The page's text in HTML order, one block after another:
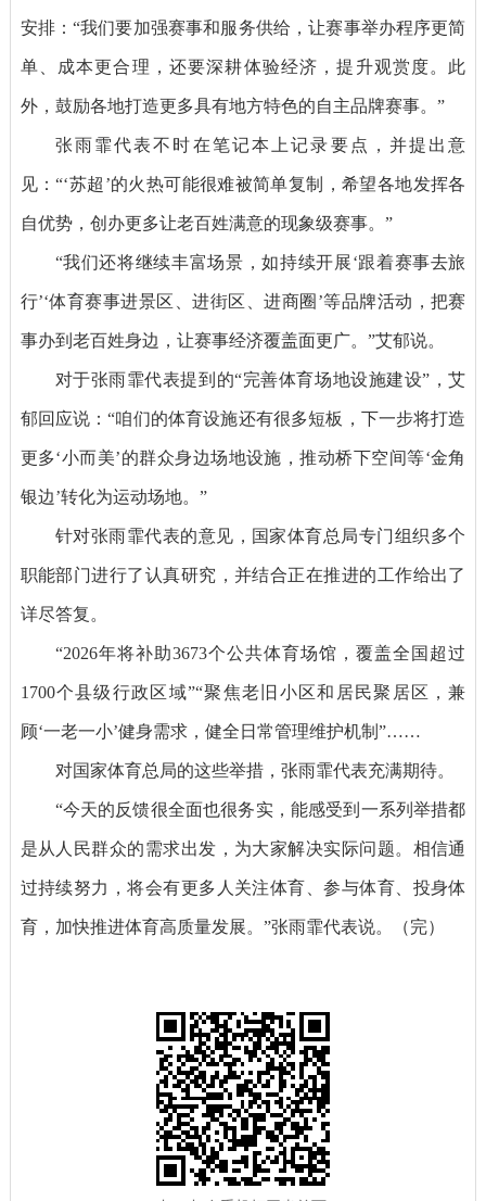
安排：“我们要加强赛事和服务供给，让赛事举办程序更简
单、成本更合理，还要深耕体验经济，提升观赏度。此
外，鼓励各地打造更多具有地方特色的自主品牌赛事。”
张雨霏代表不时在笔记本上记录要点，并提出意
见：“‘苏超’的火热可能很难被简单复制，希望各地发挥各
自优势，创办更多让老百姓满意的现象级赛事。”
“我们还将继续丰富场景，如持续开展‘跟着赛事去旅
行’‘体育赛事进景区、进街区、进商圈’等品牌活动，把赛
事办到老百姓身边，让赛事经济覆盖面更广。”艾郁说。
对于张雨霏代表提到的“完善体育场地设施建设”，艾
郁回应说：“咱们的体育设施还有很多短板，下一步将打造
更多‘小而美’的群众身边场地设施，推动桥下空间等‘金角
银边’转化为运动场地。”
针对张雨霏代表的意见，国家体育总局专门组织多个
职能部门进行了认真研究，并结合正在推进的工作给出了
详尽答复。
“2026年将补助3673个公共体育场馆，覆盖全国超过
1700个县级行政区域”“聚焦老旧小区和居民聚居区，兼
顾‘一老一小’健身需求，健全日常管理维护机制”……
对国家体育总局的这些举措，张雨霏代表充满期待。
“今天的反馈很全面也很务实，能感受到一系列举措都
是从人民群众的需求出发，为大家解决实际问题。相信通
过持续努力，将会有更多人关注体育、参与体育、投身体
育，加快推进体育高质量发展。”张雨霏代表说。（完）